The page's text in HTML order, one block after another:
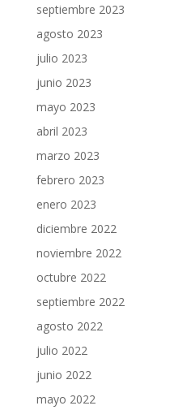
septiembre 2023
agosto 2023
julio 2023
junio 2023
mayo 2023
abril 2023
marzo 2023
febrero 2023
enero 2023
diciembre 2022
noviembre 2022
octubre 2022
septiembre 2022
agosto 2022
julio 2022
junio 2022
mayo 2022